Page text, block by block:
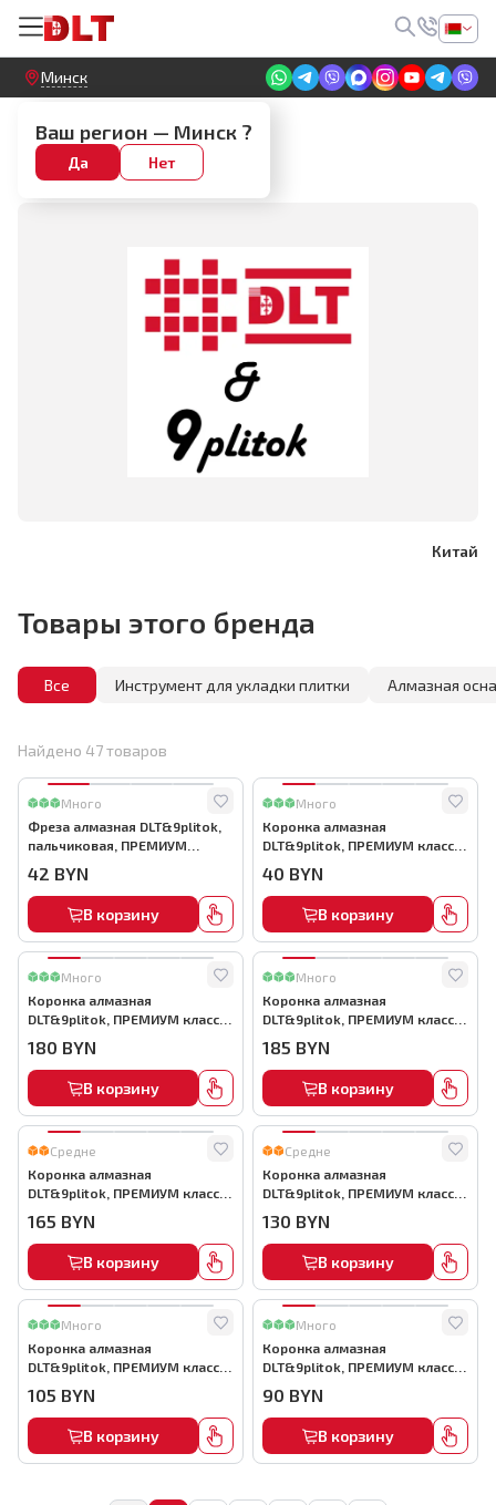
Круглосуточный! Прием заявок на сайте
Минск
Ваш регион — Минск ?
Да Нет
Производители
DLT&amp;9plitok
Китай
Товары этого бренда
Все Инструмент для укладки плитки Алмазная
Найдено 47товаров
Много
Фреза алмазная DLT&9plitok,
пальчиковая, ПРЕМИУМ
42 BYN
В корзину
Много
Коронка алмазная
DLT&9plitok, ПРЕМИУМ класс,
арт.0263
40 BYN
В корзину
Много
Коронка алмазная
DLT&9plitok, ПРЕМИУМ класс,
арт.0255
180 BYN
В корзину
Много
Коронка алмазная
DLT&9plitok, ПРЕМИУМ класс,
арт.0254
185 BYN
В корзину
Средне
Коронка алмазная
DLT&9plitok, ПРЕМИУМ класс,
арт.0250
165 BYN
В корзину
Средне
Коронка алмазная
DLT&9plitok, ПРЕМИУМ класс,
арт.0249
130 BYN
В корзину
Много
Коронка алмазная
DLT&9plitok, ПРЕМИУМ класс,
арт.0491
105 BYN
В корзину
Много
Коронка алмазная
DLT&9plitok, ПРЕМИУМ класс,
арт.0266
90 BYN
В корзину